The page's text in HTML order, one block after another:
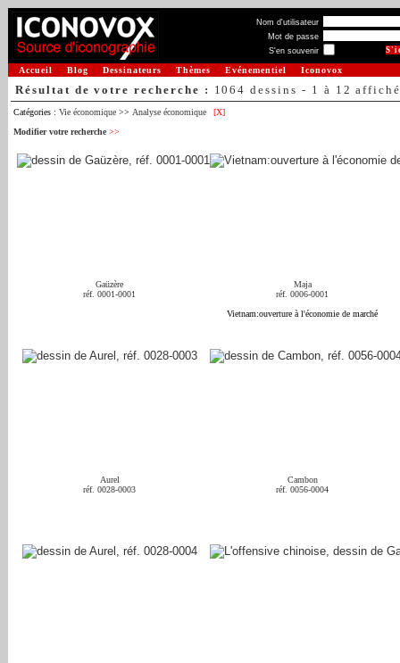
Nom d'utilisateur
Mot de passe
S'en souvenir
Accueil Blog Dessinateurs Thèmes Evénementiel Iconovox
Résultat de votre recherche : 1064 dessins - 1 à 12
Catégories : Vie économique >> Analyse économique
[X]
Modifier votre recherche >>
Gaüzère
réf. 0001-0001
Maja
réf. 0006-0001
Vietnam:ouverture à l'économie de marché
Aurel
réf. 0028-0003
Cambon
réf. 0056-0004